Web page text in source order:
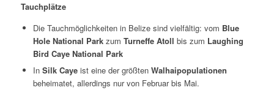
Tauchplätze
Die Tauchmöglichkeiten in Belize sind vielfältig: vom Blue
Hole National Parkzum Turneffe Atoll bis zum Laughing
Bird Caye National Park
In Silk Cayeist eine der größten Walhaipopulationen
beheimatet, allerdings nur von Februar bis Mai.